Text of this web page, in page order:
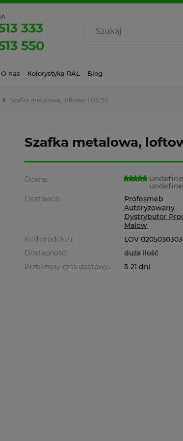
333
550
O nas Kolorystyka RAL Blog
Szafka metalowa, loftowa LOV 5b
Szafka metalowa,
Ocena:
Dostawca:
Profesmeb
Autoryzowany
Dystrybutor
Malow
Kod produktu:
LOV 0205030303
Dostepność::
duża ilość
Przbliżony czas dostawy::
3-21 dni